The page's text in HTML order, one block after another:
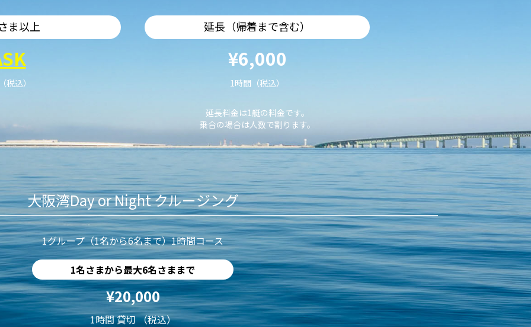
ま以上
税込）
延長（帰着まで含む）
¥6,000
1時間（税込）
延長料金は1艇の料金です。
乗合の場合は人数で割ります。
大阪湾Day or Night クルージング
1グループ（1名から6名まで）1時間コース
1名さまから最大6名さままで
¥20,000
1時間 貸切 （税込）